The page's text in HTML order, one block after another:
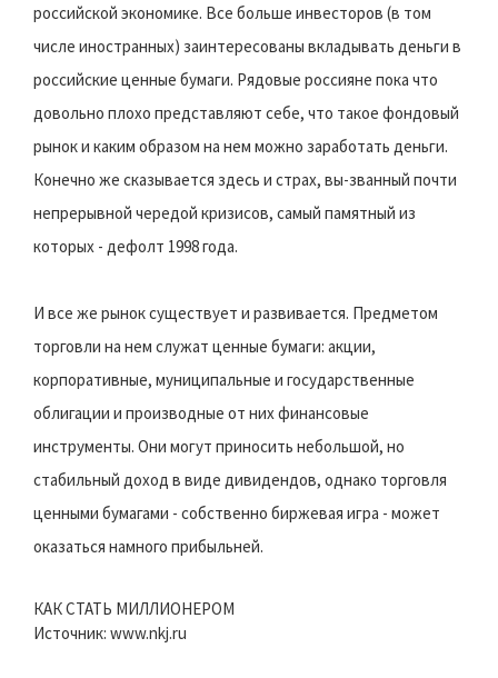
российской экономике. Все больше инвесторов (в том
числе иностранных) заинтересованы вкладывать деньги в
российские ценные бумаги. Рядовые россияне пока что
довольно плохо представляют себе, что такое фондовый
рынок и каким образом на нем можно заработать деньги.
Конечно же сказывается здесь и страх, вы-званный почти
непрерывной чередой кризисов, самый памятный из
которых - дефолт 1998 года.
И все же рынок существует и развивается. Предметом
торговли на нем служат ценные бумаги: акции,
корпоративные, муниципальные и государственные
облигации и производные от них финансовые
инструменты. Они могут приносить небольшой, но
стабильный доход в виде дивидендов, однако торговля
ценными бумагами - собственно биржевая игра - может
оказаться намного прибыльней.
КАК СТАТЬ МИЛЛИОНЕРОМ
Источник: www.nkj.ru